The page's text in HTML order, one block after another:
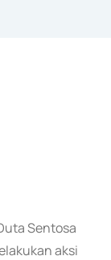
Sentosa
aksi